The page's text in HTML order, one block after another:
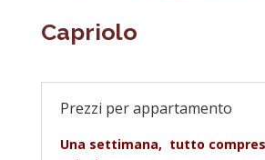
Capriolo
Prezzi per appartamento
Una settimana, tutto